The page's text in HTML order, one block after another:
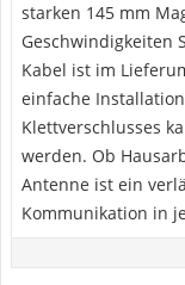
starken 145 mm
Geschwindigkeiten
Kabel ist im
einfache
Klettverschlusses
werden. Ob
Antenne ist ein
Kommunikation in